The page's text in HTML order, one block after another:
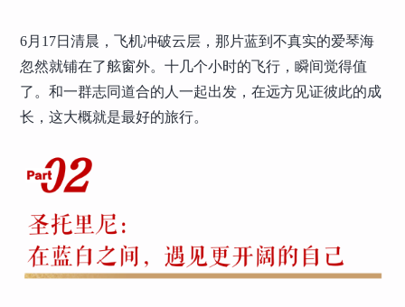
6月17日清晨，飞机冲破云层，那片蓝到不真实的爱琴海
忽然就铺在了舷窗外。十几个小时的飞行，瞬间觉得值
了。和一群志同道合的人一起出发，在远方见证彼此的成
长，这大概就是最好的旅行。